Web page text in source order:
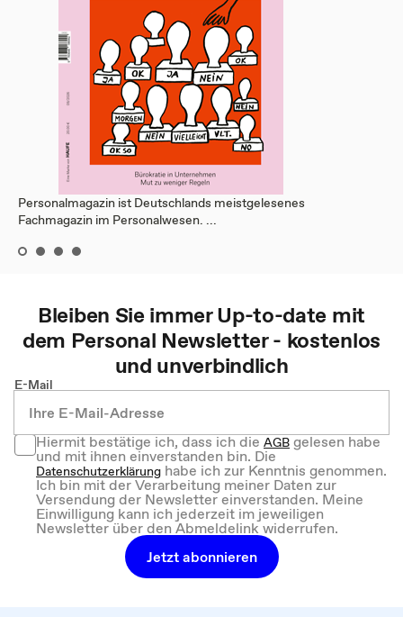
Personalmagazin ist Deutschlands meistgelesenes
Fachmagazin im Personalwesen. ...
Bleiben Sie immer Up-to-date mit
dem Personal Newsletter - kostenlos
und unverbindlich
E-Mail
Hiermit bestätige ich, dass ich dieAGBgelesen habe
und mit ihnen einverstanden bin. Die
Datenschutzerklärung habe ich zur Kenntnis genommen.
Ich bin mit der Verarbeitung meiner Daten zur
Versendung der Newsletter einverstanden. Meine
Einwilligung kann ich jederzeit im jeweiligen
Newsletter über den Abmeldelink widerrufen.
Jetzt abonnieren